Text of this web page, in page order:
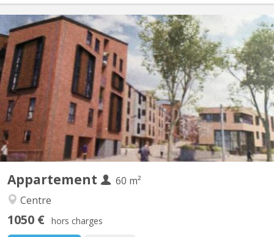
Appartement
60 m²
Centre
1050 € hors charges
KV 1459
Furnished 1-bedroom apartment, built in 2020, centrally located
in a new residential complex in Courbevoie with views of the
gardens. 3 minutes (250m) from the Esplanade supermarket.
SNCB train station (300m). Bus station 11 minutes (900m). E411
motorway at the parking lot exit. Living room with...